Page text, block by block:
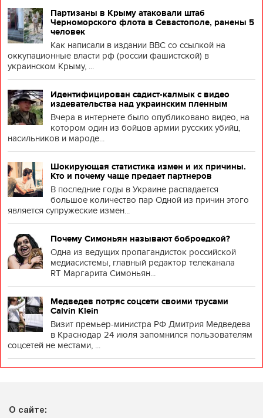
Партизаны в Крыму атаковали штаб
Черноморского флота в Севастополе, ранены 5
человек
Как написали в издании BBC со ссылкой на
оккупационные власти рф (россии фашистской) в
украинском Крыму, ...
Идентифицирован садист-калмык с видео
издевательства над украинским пленным
Вчера в интернете было опубликовано видео, на
котором один из бойцов армии русских убийц,
насильников и мароде...
Шокирующая статистика измен и их причины.
Кто и почему чаще предает партнеров
В последние годы в Украине распадается
большое количество пар Одной из причин этого
является супружеские измен...
Почему Симоньян называют боброедкой?
Одна из ведущих пропагандисток российской
медиасистемы, главный редактор телеканала
RT Маргарита Симоньян...
Медведев потряс соцсети своими трусами
Calvin Klein
Визит премьер-министра РФ Дмитрия Медведева
в Краснодар 24 июля запомнился пользователям
соцсетей не местами, ...
О сайте: